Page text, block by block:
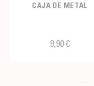
CAJA DE METAL
9,90 €